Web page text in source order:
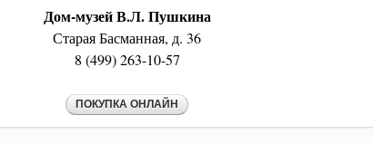
Дом-музей В.Л. Пушкина
Старая Басманная, д. 36
8 (499) 263-10-57